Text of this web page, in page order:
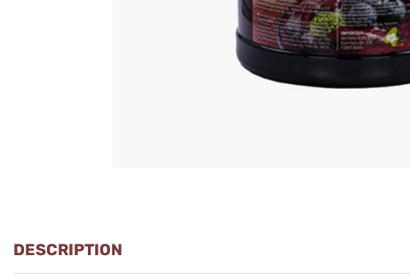
DESCRIPTION